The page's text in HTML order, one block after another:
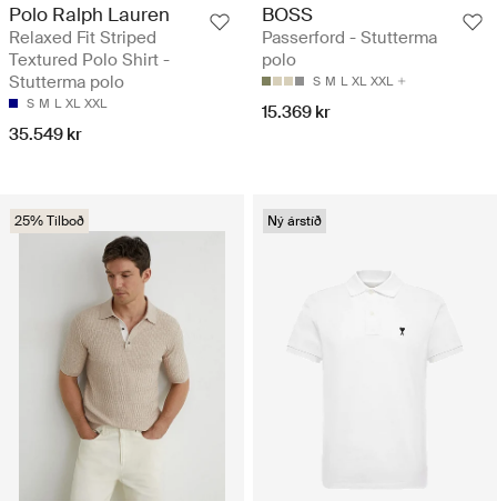
Polo Ralph Lauren
Relaxed Fit Striped
Textured Polo Shirt -
Stutterma polo
S M L XL XXL
35.549 kr
BOSS
Passerford - Stutterma
polo
S M L XL XXL
15.369 kr
25% Tilboð Ný árstíð